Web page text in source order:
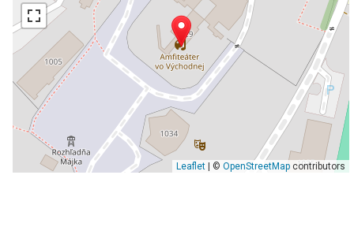
Leaflet| © OpenStreetMapcontributors